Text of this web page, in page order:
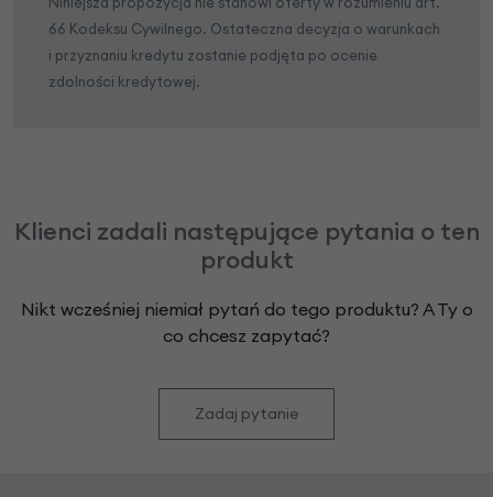
66 Kodeksu Cywilnego. Ostateczna decyzja o warunkach
i przyznaniu kredytu zostanie podjęta po ocenie
zdolności kredytowej.
Klienci zadali następujące pytania o ten
produkt
Nikt wcześniej niemiał pytań do tego produktu? A Ty o
co chcesz zapytać?
Zadaj pytanie